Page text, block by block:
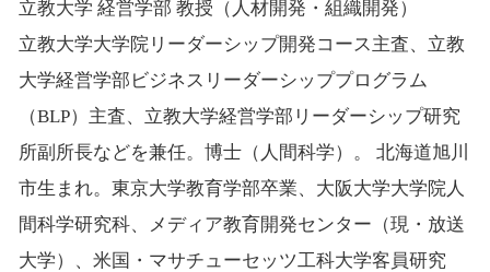
立教大学 経営学部 教授（人材開発・組織開発）
立教大学大学院リーダーシップ開発コース主査、立教
大学経営学部ビジネスリーダーシッププログラム
（BLP）主査、立教大学経営学部リーダーシップ研究
所副所長などを兼任。博士（人間科学）。 北海道旭川
市生まれ。東京大学教育学部卒業、大阪大学大学院人
間科学研究科、メディア教育開発センター（現・放送
大学）、米国・マサチューセッツ工科大学客員研究